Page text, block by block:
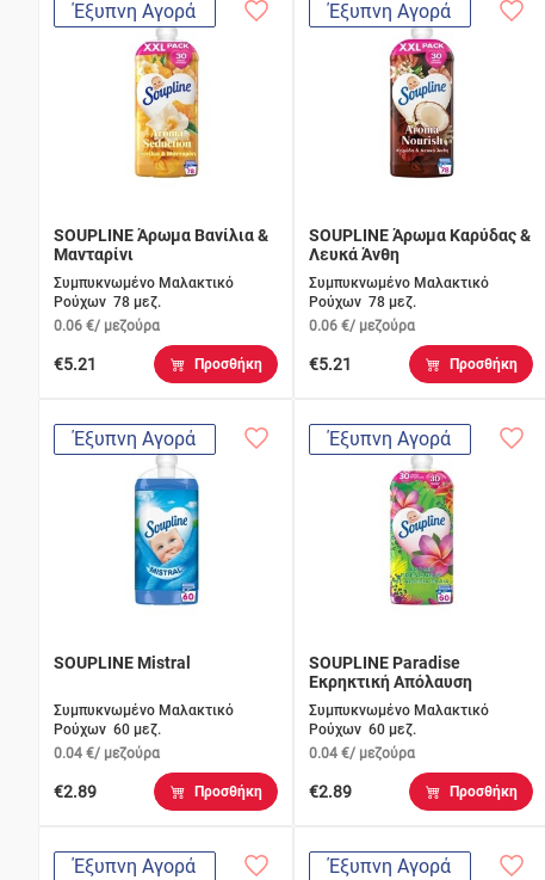
Έξυπνη Αγορά
SOUPLINE Άρωμα Βανίλια &
Μανταρίνι
Συμπυκνωμένο Μαλακτικό
Ρούχων 78 μεζ.
0.06 €/ μεζούρα
€5.21 Προσθήκη
Έξυπνη Αγορά
SOUPLINE Άρωμα Καρύδας &
Λευκά Άνθη
Συμπυκνωμένο Μαλακτικό
Ρούχων 78 μεζ.
0.06 €/ μεζούρα
€5.21 Προσθήκη
Έξυπνη Αγορά
SOUPLINE Mistral
Συμπυκνωμένο Μαλακτικό
Ρούχων 60 μεζ.
0.04 €/ μεζούρα
€2.89 Προσθήκη
Έξυπνη Αγορά
SOUPLINE Paradise
Εκρηκτική Απόλαυση
Συμπυκνωμένο Μαλακτικό
Ρούχων 60 μεζ.
0.04 €/ μεζούρα
€2.89 Προσθήκη
Έξυπνη Αγορά Έξυπνη Αγορά